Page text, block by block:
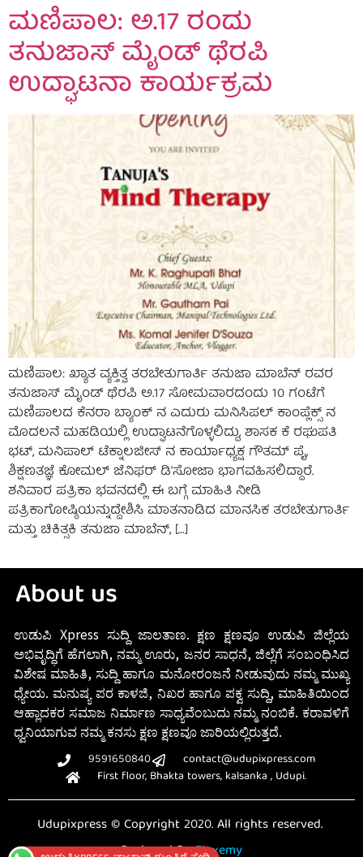
ಮಣಿಪಾಲ: ಅ.17 ರಂದು
ತನುಜಾಸ್ ಮೈಂಡ್ ಥೆರಪಿ
ಉದ್ಘಾಟನಾ ಕಾರ್ಯಕ್ರಮ
ಮಣಿಪಾಲ: ಖ್ಯಾತ ವ್ಯಕ್ತಿತ್ವ ತರಬೇತುಗಾರ್ತಿ ತನುಜಾ ಮಾಬೆನ್ ರವರ
ತನುಜಾಸ್ ಮೈಂಡ್ ಥೆರಪಿ ಅ.17 ಸೋಮವಾರದಂದು 10 ಗಂಟೆಗೆ
ಮಣಿಪಾಲದ ಕೆನರಾ ಬ್ಯಾಂಕ್ ನ ಎದುರು ಮನಿಸಿಪಲ್ ಕಾಂಪ್ಲೆಕ್ಸ್ ನ
ಮೊದಲನೆ ಮಹಡಿಯಲ್ಲಿ ಉದ್ಘಾಟನೆಗೊಳ್ಳಲಿದ್ದು, ಶಾಸಕ ಕೆ ರಘುಪತಿ
ಭಟ್, ಮನಿಪಾಲ್ ಟೆಕ್ನಾಲಜೀಸ್ ನ ಕಾರ್ಯಾಧ್ಯಕ್ಷ ಗೌತಮ್ ಪೈ,
ಶಿಕ್ಷಣತಜ್ಞೆ ಕೋಮಲ್ ಜೆನಿಫರ್ ಡಿ’ಸೋಜಾ ಭಾಗವಹಿಸಲಿದ್ದಾರೆ.
ಶನಿವಾರ ಪತ್ರಿಕಾ ಭವನದಲ್ಲಿ ಈ ಬಗ್ಗೆ ಮಾಹಿತಿ ನೀಡಿ
ಪತ್ರಿಕಾಗೋಷ್ಠಿಯನ್ನುದ್ದೇಶಿಸಿ ಮಾತನಾಡಿದ ಮಾನಸಿಕ ತರಬೇತುಗಾರ್ತಿ
ಮತ್ತು ಚಿಕಿತ್ಸಕಿ ತನುಜಾ ಮಾಬೆನ್, […]
About us
ಉಡುಪಿ Xpress ಸುದ್ದಿ ಜಾಲತಾಣ. ಕ್ಷಣ ಕ್ಷಣವೂ ಉಡುಪಿ ಜಿಲ್ಲೆಯ
ಅಭಿವೃದ್ಧಿಗೆ ಹೆಗಲಾಗಿ, ನಮ್ಮ ಊರು, ಜನರ ಸಾಧನೆ, ಜಿಲ್ಲೆಗೆ ಸಂಬಂಧಿಸಿದ
ವಿಶೇಷ ಮಾಹಿತಿ, ಸುದ್ದಿ ಹಾಗೂ ಮನೋರಂಜನೆ ನೀಡುವುದು ನಮ್ಮ ಮುಖ್ಯ
ಧ್ಯೇಯ. ಮನುಷ್ಯ ಪರ ಕಾಳಜಿ, ನಿಖರ ಹಾಗೂ ಪಕ್ವ ಸುದ್ದಿ, ಮಾಹಿತಿಯಿಂದ
ಆಹ್ಲಾದಕರ ಸಮಾಜ ನಿರ್ಮಾಣ ಸಾಧ್ಯವೆಂಬುದು ನಮ್ಮ ನಂಬಿಕೆ. ಕರಾವಳಿಗೆ
ಧ್ವನಿಯಾಗುವ ನಮ್ಮ ಕನಸು ಕ್ಷಣ ಕ್ಷಣವೂ ಜಾರಿಯಲ್ಲಿರುತ್ತದೆ.
9591650840
contact@udupixpress.com
First floor, Bhakta towers, kalsanka , Udupi.
Udupixpress © Copyright 2020. All rights reserved.
Designed ByFluxemy